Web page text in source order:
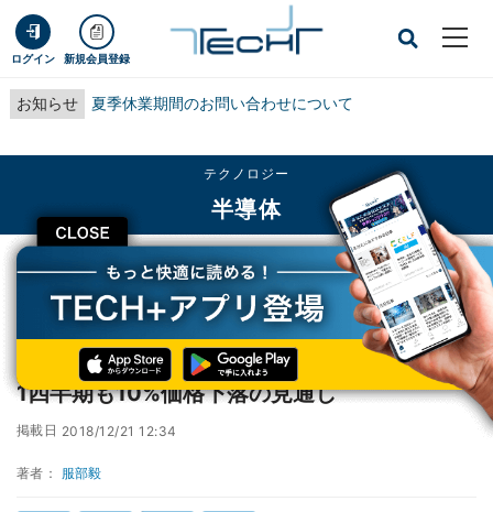
ログイン 新規会員登録
お知らせ 夏季休業期間のお問い合わせについて
CLOSE
テクノロジー
半導体
TECH+ テクノロジー
半導体
NANDの供給過剰はまだまだ続く - 2019年第1四半期も10%価格下落の見通し
NANDの供給過剰はまだまだ続く - 2019年第
1四半期も10%価格下落の見通し
掲載日 2018/12/21 12:34
著者： 服部毅